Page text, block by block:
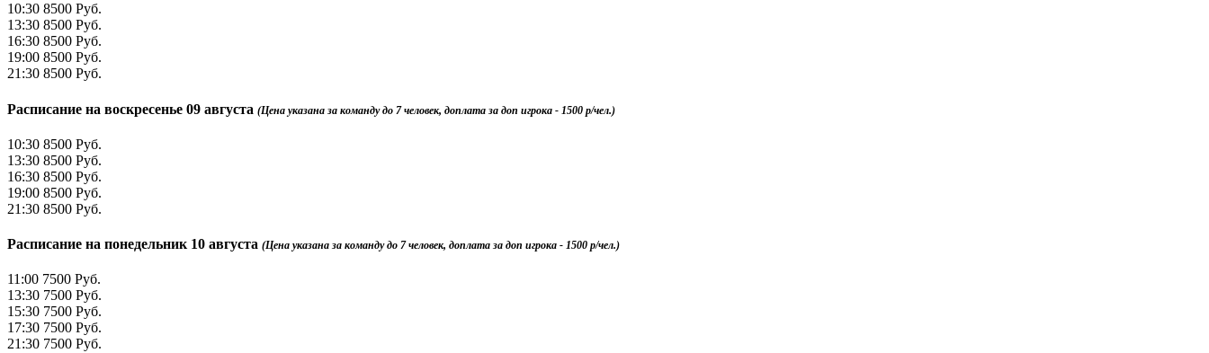
10:30 8500 Руб.
13:30 8500 Руб.
16:30 8500 Руб.
19:00 8500 Руб.
21:30 8500 Руб.
Расписание на воскресенье 09 августа (Цена указана за команду до 7 человек, доплата за доп игрока - 1500 р/чел.)
10:30 8500 Руб.
13:30 8500 Руб.
16:30 8500 Руб.
19:00 8500 Руб.
21:30 8500 Руб.
Расписание на понедельник 10 августа (Цена указана за команду до 7 человек, доплата за доп игрока - 1500 р/чел.)
11:00 7500 Руб.
13:30 7500 Руб.
15:30 7500 Руб.
17:30 7500 Руб.
21:30 7500 Руб.